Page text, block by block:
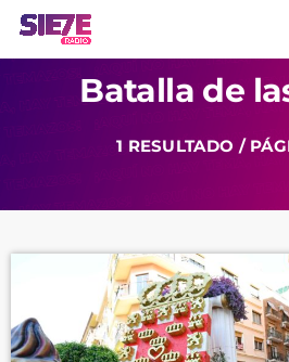
Batalla de
1 RESULTADO /